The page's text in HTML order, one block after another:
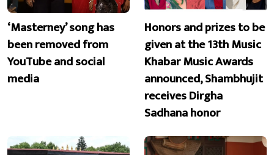
‘Masterney’ song has
been removed from
YouTube and social
media
Honors and prizes to be
given at the 13th Music
Khabar Music Awards
announced, Shambhujit
receives Dirgha
Sadhana honor